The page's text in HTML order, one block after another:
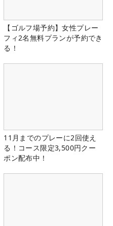
【ゴルフ場予約】女性プレー
フィ2名無料プランが予約でき
る！
11月までのプレーに2回使え
る！コース限定3,500円クー
ポン配布中！